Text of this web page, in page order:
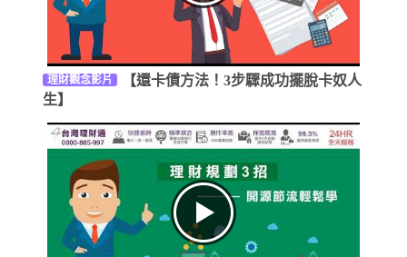
理財觀念影片
【還卡債方法！3步驟成功擺脫卡奴人
生】